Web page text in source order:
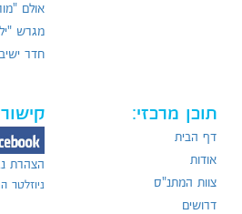
אולם
מגרש
חדר
תוכן מרכזי:
דף הבית
אודות
צוות המתנ"ס
דרושים
הצהרת
ניוזלטר